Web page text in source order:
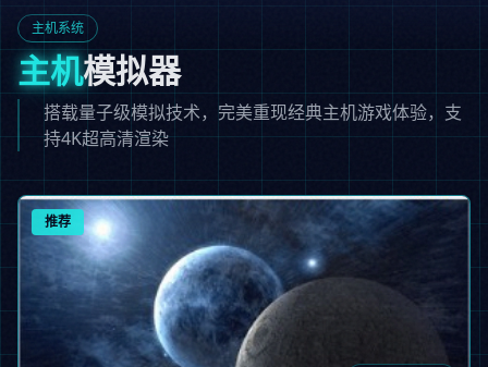
主机系统
主机模拟器
搭载量子级模拟技术，完美重现经典主机游戏体验，支
持4K超高清渲染
推荐